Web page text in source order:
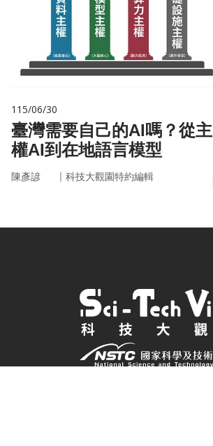
115/06/30
臺灣需要自己的AI嗎？從主
權AI到在地語言模型
陳彥諺 ｜ 科技大觀園特約編輯